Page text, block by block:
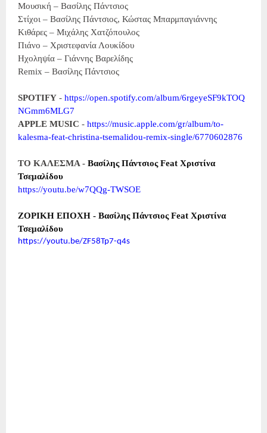
Μουσική – Βασίλης Πάντσιος
Στίχοι – Βασίλης Πάντσιος, Κώστας Μπαρμπαγιάννης
Κιθάρες – Μιχάλης Χατζόπουλος
Πιάνο – Χριστεφανία Λουκίδου
Ηχοληψία – Γιάννης Βαρελίδης
Remix – Βασίλης Πάντσιος
SPOTIFY - https://open.spotify.com/album/6rgeyeSF9kTOQ
NGmm6MLG7
APPLE MUSIC - https://music.apple.com/gr/album/to-
kalesma-feat-christina-tsemalidou-remix-single/6770602876
TO KAΛΕΣΜΑ - Βασίλης ΠάντσιοςFeat Χριστίνα
Τσεμαλίδου
https://youtu.be/w7QQg-TWSOE
ΖΟΡΙΚΗ ΕΠΟΧΗ - Βασίλης Πάντσιος Feat Χριστίνα
Τσεμαλίδου
https://youtu. be/ZF58Tp7-q4s